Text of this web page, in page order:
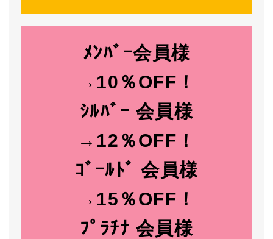
ﾒﾝﾊﾞｰ会員様
→10％OFF！
ｼﾙﾊﾞｰ 会員様
→12％OFF！
ｺﾞｰﾙﾄﾞ 会員様
→15％OFF！
ﾌﾟﾗﾁﾅ 会員様